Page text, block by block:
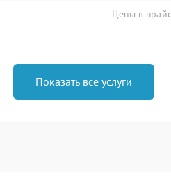
Цены в
Показать все услуги